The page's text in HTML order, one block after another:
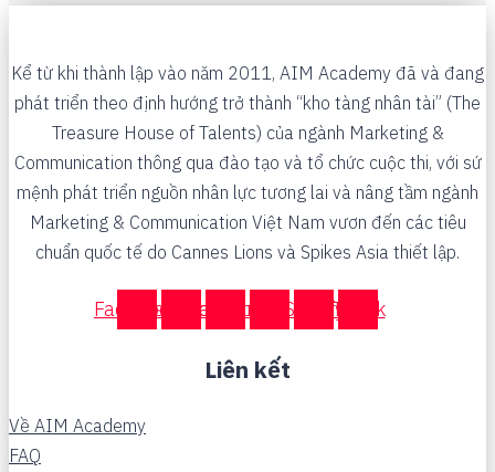
Kể từ khi thành lập vào năm 2011, AIM Academy đã và đang
phát triển theo định hướng trở thành “kho tàng nhân tài” (The
Treasure House of Talents) của ngành Marketing &
Communication thông qua đào tạo và tổ chức cuộc thi, với sứ
mệnh phát triển nguồn nhân lực tương lai và nâng tầm ngành
Marketing & Communication Việt Nam vươn đến các tiêu
chuẩn quốc tế do Cannes Lions và Spikes Asia thiết lập.
FacebookInstagramYoutubeLinkedinSpotifyTiktok
Liên kết
Về AIM Academy
FAQ